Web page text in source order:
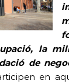
la
de
en